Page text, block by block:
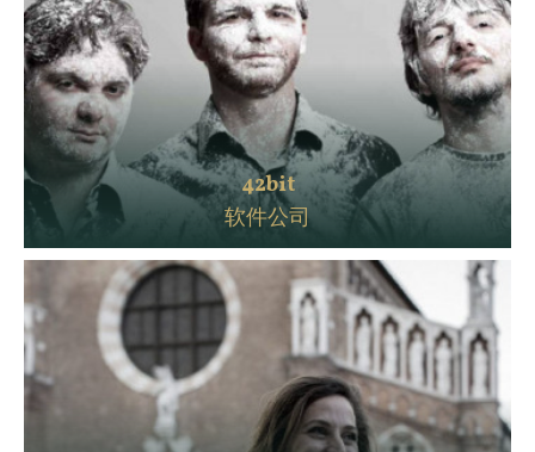
42bit
软件公司